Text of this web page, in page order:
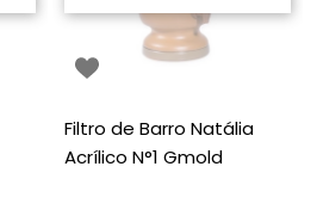
Filtro de Barro Natália
Acrílico N°1 Gmold